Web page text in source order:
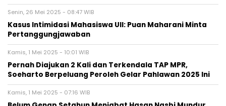
Senin, 26 Mei 2025 - 08:47 WIB
Kasus Intimidasi Mahasiswa UII: Puan Maharani Minta
Pertanggungjawaban
Kamis, 1 Mei 2025 - 10:01 WIB
Pernah Diajukan 2 Kali dan Terkendala TAP MPR,
Soeharto Berpeluang Peroleh Gelar Pahlawan 2025 Ini
Kamis, 1 Mei 2025 - 07:16 WIB